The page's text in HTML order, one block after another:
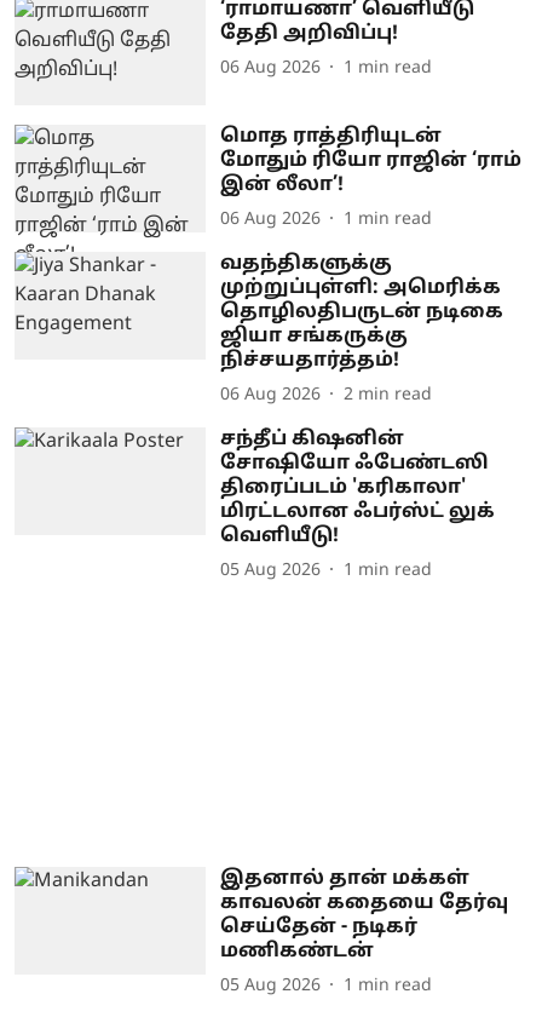
‘ராமாயணா’ வெளியீடு
தேதி அறிவிப்பு!
06 Aug 2026 1 min read
மொத ராத்திரியுடன்
மோதும் ரியோ ராஜின் ‘ராம்
இன் லீலா’!
06 Aug 2026 1 min read
வதந்திகளுக்கு
முற்றுப்புள்ளி: அமெரிக்க
தொழிலதிபருடன் நடிகை
ஜியா சங்கருக்கு
நிச்சயதார்த்தம்!
06 Aug 2026 2 min read
சந்தீப் கிஷனின்
சோஷியோ ஃபேண்டஸி
திரைப்படம் 'கரிகாலா'
மிரட்டலான ஃபர்ஸ்ட் லுக்
வெளியீடு!
05 Aug 2026 1 min read
இதனால் தான் மக்கள்
காவலன் கதையை தேர்வு
செய்தேன் - நடிகர்
மணிகண்டன்
05 Aug 2026 1 min read